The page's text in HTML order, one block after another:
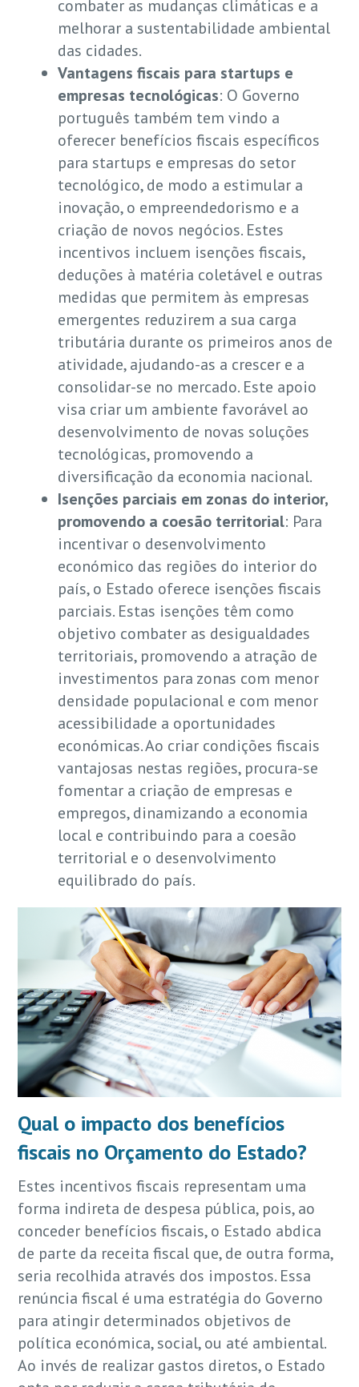
combater as mudanças climáticas e a
melhorar a sustentabilidade ambiental
das cidades.
Vantagens fiscais para startups e
empresas tecnológicas: O Governo
português também tem vindo a
oferecer benefícios fiscais específicos
para startups e empresas do setor
tecnológico, de modo a estimular a
inovação, o empreendedorismo e a
criação de novos negócios. Estes
incentivos incluem isenções fiscais,
deduções à matéria coletável e outras
medidas que permitem às empresas
emergentes reduzirem a sua carga
tributária durante os primeiros anos de
atividade, ajudando-as a crescer e a
consolidar-se no mercado. Este apoio
visa criar um ambiente favorável ao
desenvolvimento de novas soluções
tecnológicas, promovendo a
diversificação da economia nacional.
Isenções parciais em zonas do interior,
promovendo a coesão territorial: Para
incentivar o desenvolvimento
económico das regiões do interior do
país, o Estado oferece isenções fiscais
parciais. Estas isenções têm como
objetivo combater as desigualdades
territoriais, promovendo a atração de
investimentos para zonas com menor
densidade populacional e com menor
acessibilidade a oportunidades
económicas. Ao criar condições fiscais
vantajosas nestas regiões, procura-se
fomentar a criação de empresas e
empregos, dinamizando a economia
local e contribuindo para a coesão
territorial e o desenvolvimento
equilibrado do país.
Qual o impacto dos benefícios
fiscais no Orçamento do Estado?
Estes incentivos fiscais representam uma
forma indireta de despesa pública, pois, ao
conceder benefícios fiscais, o Estado abdica
de parte da receita fiscal que, de outra forma,
seria recolhida através dos impostos. Essa
renúncia fiscal é uma estratégia do Governo
para atingir determinados objetivos de
política económica, social, ou até ambiental.
Ao invés de realizar gastos diretos, o Estado